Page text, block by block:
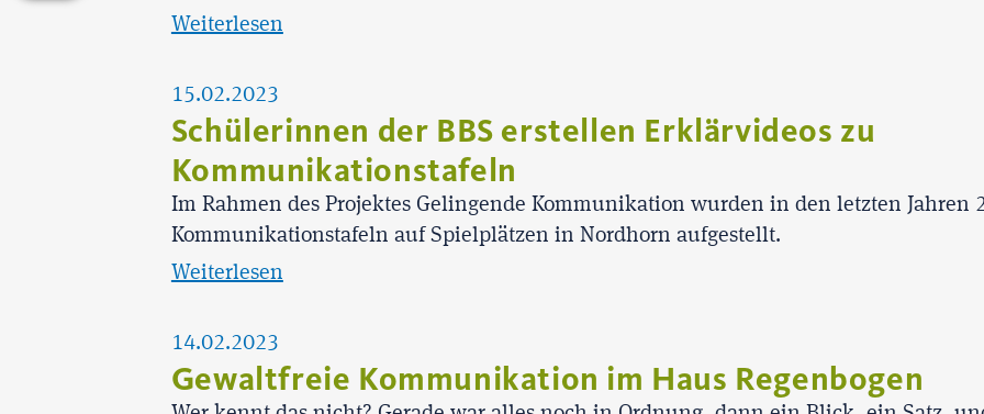
Weiterlesen
15.02.2023
Schülerinnen der BBS erstellen Erklärvideos zu
Kommunikationstafeln
Im Rahmen des Projektes Gelingende Kommunikation wurden in den letzten Jahren
Kommunikationstafeln auf Spielplätzen in Nordhorn aufgestellt.
Weiterlesen
14.02.2023
Gewaltfreie Kommunikation im Haus Regenbogen